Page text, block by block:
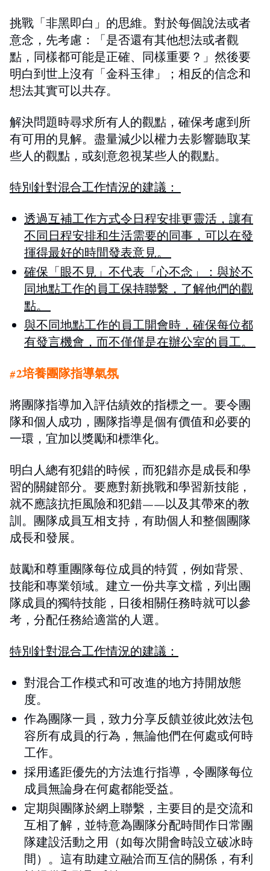
挑戰 「非黑即白」的思維。 對於每個說法或者
意念 ， 先考慮： 「是否還有其他想法或者觀
點，同樣都可能是正確、同樣重要？ 」 然後要
明白到世上沒有「金科玉律 」； 相反的信念和
想法其實可以共存。
解決問題時尋求所有人的觀點 ，確保考慮到所
有可用的見解。 盡量減少以權力去影響聽取某
些人的觀點，或刻意忽視某些人的觀點。
特別針對混合工作情況的建議：
透過互補工作方式令日程安排更靈活，讓有
不同日程安排和生活需要的同事，可以在發
揮得最好的時間發表意見。
確保「眼不見」不代表「心不念」：與於不
同地點工作的員工保持聯繫，了解他們的觀
點。
與不同地點工作的員工開會時，確保每位都
有發言機會，而不僅僅是在辦公室的員工。
#2培養團隊指導氣氛
將團隊指導加入評估績效的指標之一。 要令團
隊和個人成功 ， 團隊指導是個有價值和必要的
一環，宜加以獎勵和標準化。
明白人總有犯錯的時候，而犯錯亦是成長和學
習的關鍵部分。 要應對新挑戰和學習新技能，
就不應該抗拒風險和犯錯——以及其帶來的教
訓。團隊成員互相支持，有助個人和整個團隊
成長和發展。
鼓勵和尊重團隊每位成員的特質 ，例如背景、
技能和專業領域。建立一份共享文檔，列出團
隊成員的獨特技能，日後相關任務時就可以參
考，分配任務給適當的人選。
特別針對混合工作情況的建議：
對混合工作模式和可改進的地方持開放態
度。
作為團隊一員，致力分享反饋並彼此效法包
容所有成員的行為，無論他們在何處或何時
工作。
採用遙距優先的方法進行指導，令團隊每位
成員無論身在何處都能受益。
定期與團隊於網上聯繫，主要目的是交流和
互相了解，並特意為團隊分配時間作日常團
隊建設活動之用（如每次開會時設立破冰時
間）。這有助建立融洽而互信的關係，有利